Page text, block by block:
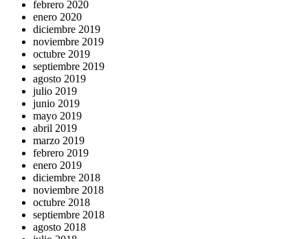
febrero 2020
enero 2020
diciembre 2019
noviembre 2019
octubre 2019
septiembre 2019
agosto 2019
julio 2019
junio 2019
mayo 2019
abril 2019
marzo 2019
febrero 2019
enero 2019
diciembre 2018
noviembre 2018
octubre 2018
septiembre 2018
agosto 2018